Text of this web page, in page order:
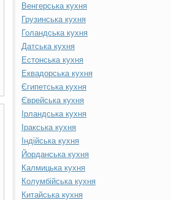
Венгерська кухня
Грузинська кухня
Голандська кухня
Датська кухня
Естонська кухня
Еквадорська кухня
Єгипетська кухня
Єврейська кухня
Ірландська кухня
Іракська кухня
Індійська кухня
Йорданська кухня
Калмицька кухня
Колумбійська кухня
Китайська кухня